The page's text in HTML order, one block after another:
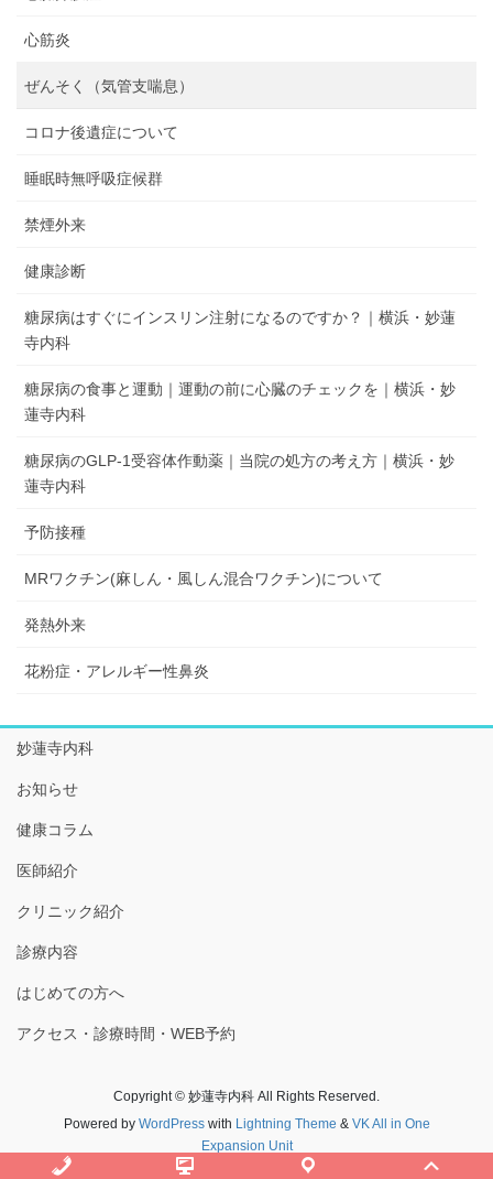
心筋炎
ぜんそく（気管支喘息）
コロナ後遺症について
睡眠時無呼吸症候群
禁煙外来
健康診断
糖尿病はすぐにインスリン注射になるのですか？｜横浜・妙蓮
寺内科
糖尿病の食事と運動｜運動の前に心臓のチェックを｜横浜・妙
蓮寺内科
糖尿病のGLP-1受容体作動薬｜当院の処方の考え方｜横浜・妙
蓮寺内科
予防接種
MRワクチン(麻しん・風しん混合ワクチン)について
発熱外来
花粉症・アレルギー性鼻炎
妙蓮寺内科
お知らせ
健康コラム
医師紹介
クリニック紹介
診療内容
はじめての方へ
アクセス・診療時間・WEB予約
Copyright © 妙蓮寺内科 All Rights Reserved.
Powered by WordPresswith Lightning Theme & VK All in One
Expansion Unit